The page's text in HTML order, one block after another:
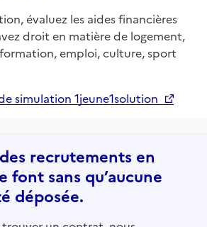
évaluez les aides financières
droit en matière de logement,
emploi, culture, sport
simulation 1jeune1solution
recrutements en
font sans qu’aucune
déposée.